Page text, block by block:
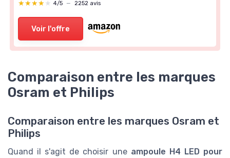
★★★★★
★★★★★ 4/5 — 2252 avis
Voir l'offre
Comparaison entre les marques
Osram et Philips
Comparaison entre les marques Osram et
Philips
Quand il s'agit de choisir une ampoule H4 LED pour